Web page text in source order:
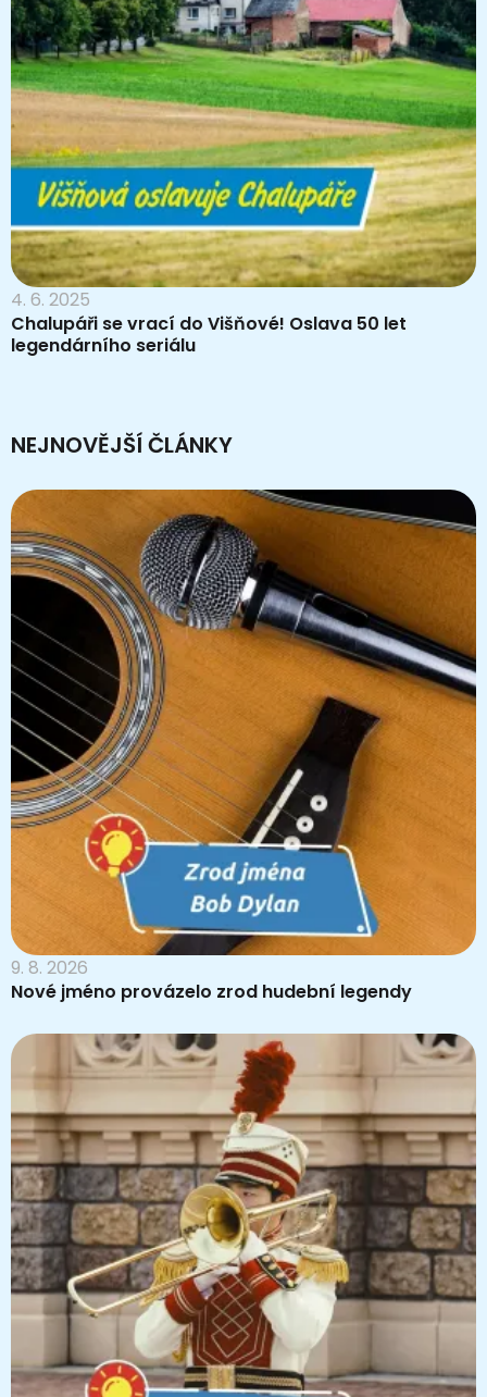
4. 6. 2025
Chalupáři se vrací do Višňové! Oslava 50 let
legendárního seriálu
NEJNOVĚJŠÍ ČLÁNKY
9. 8. 2026
Nové jméno provázelo zrod hudební legendy